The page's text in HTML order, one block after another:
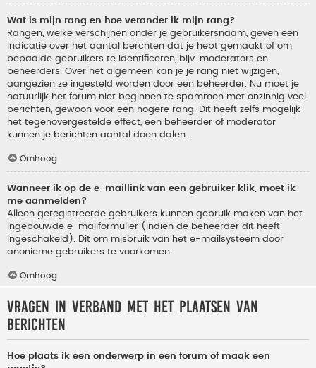
Wat is mijn rang en hoe verander ik mijn rang?
Rangen, welke verschijnen onder je gebruikersnaam, geven een
indicatie over het aantal berchten dat je hebt gemaakt of om
bepaalde gebruikers te identificeren, bijv. moderators en
beheerders. Over het algemeen kan je je rang niet wijzigen,
aangezien ze ingesteld worden door een beheerder. Nu moet je
natuurlijk het forum niet beginnen te spammen met onzinnig veel
berichten, gewoon voor een hogere rang. Dit heeft zelfs mogelijk
het tegenovergestelde effect, een beheerder of moderator
kunnen je berichten aantal doen dalen.
Omhoog
Wanneer ik op de e-maillink van een gebruiker klik, moet ik
me aanmelden?
Alleen geregistreerde gebruikers kunnen gebruik maken van het
ingebouwde e-mailformulier (indien de beheerder dit heeft
ingeschakeld). Dit om misbruik van het e-mailsysteem door
anonieme gebruikers te voorkomen.
Omhoog
Vragen in verband met het plaatsen van
berichten
Hoe plaats ik een onderwerp in een forum of maak een